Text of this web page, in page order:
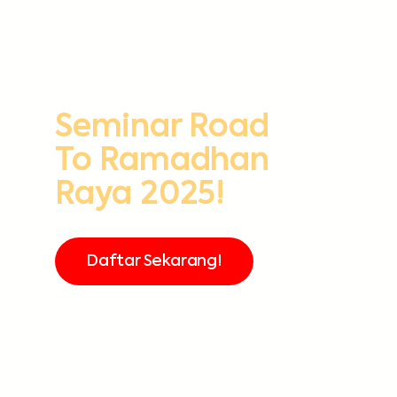
Seminar Road
To Ramadhan
Raya 2025!
Daftar Sekarang!